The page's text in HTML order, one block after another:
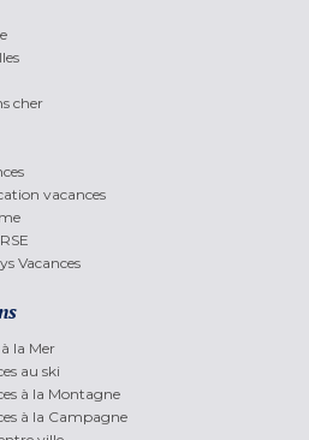
cher
vacances
Vacances
la Mer
au ski
à la Montagne
à la Campagne